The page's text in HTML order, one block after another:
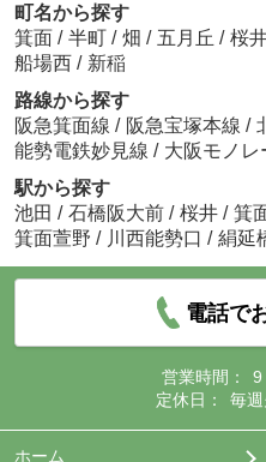
町名から探す
箕面 / 半町 / 畑 / 五月丘 / 桜
船場西 / 新稲
路線から探す
阪急箕面線 / 阪急宝塚本線 /
能勢電鉄妙見線 / 大阪モノレ
駅から探す
池田 / 石橋阪大前 / 桜井 / 箕
箕面萱野 / 川西能勢口 / 絹延
電話で
営業時間：
9
定休日：
毎
ホーム